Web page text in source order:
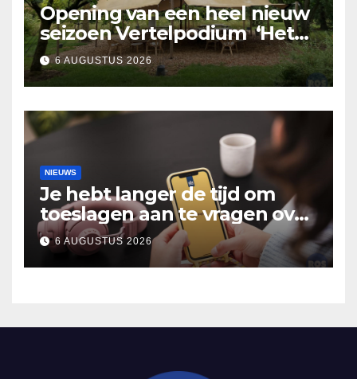
Opening van een heel nieuw
seizoen Vertelpodium ‘Het
Lopende Vuur’. Landelijke
verhalen in Bomentuin D’n
Hooidonk
6 AUGUSTUS 2026
NIEUWS
Je hebt langer de tijd om
toeslagen aan te vragen over
2025
6 AUGUSTUS 2026